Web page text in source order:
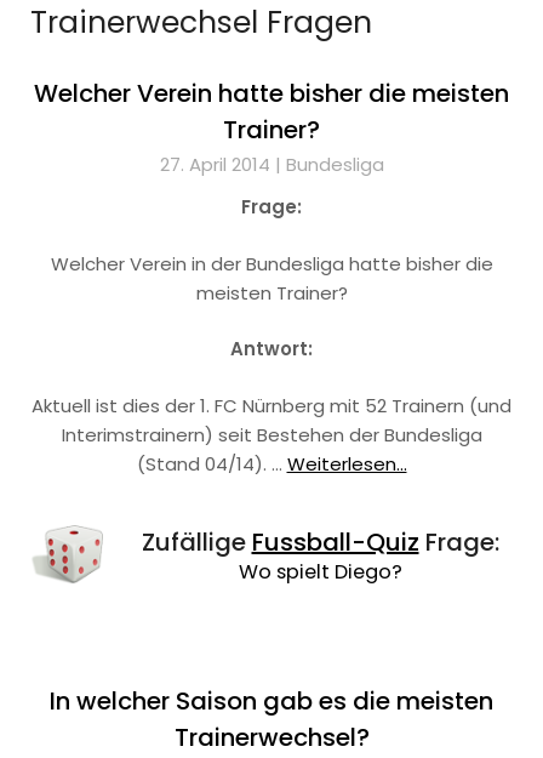
Trainerwechsel Fragen
Welcher Verein hatte bisher die meisten
Trainer?
27. April 2014 | Bundesliga
Frage:
Welcher Verein in der Bundesliga hatte bisher die
meisten Trainer?
Antwort:
Aktuell ist dies der 1. FC Nürnberg mit 52 Trainern (und
Interimstrainern) seit Bestehen der Bundesliga
(Stand 04/14). … Weiterlesen...
Zufällige Fussball-Quiz Frage:
Wo spielt Diego?
In welcher Saison gab es die meisten
Trainerwechsel?